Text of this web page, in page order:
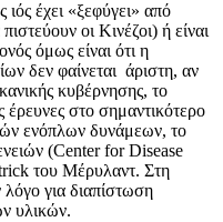
έχει «ξεφύγει» από
οι Κινέζοι) ή είναι
όμως είναι ότι η
δεν φαίνεται άριστη, αν
κυβέρνησης, το
έρευνες στο σημαντικότερο
ενόπλων δυνάμεων, το
(Center for Disease
του Μέρυλαντ. Στη
για διαπίστωση
υλικών.